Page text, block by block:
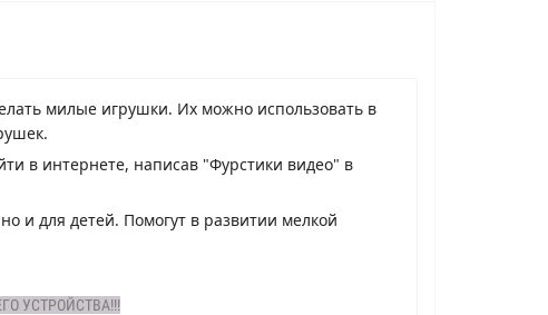
милые игрушки. Их можно использовать в
в интернете, написав "Фурстики видео" в
и для детей. Помогут в развитии мелкой
УСТРОЙСТВА!!!